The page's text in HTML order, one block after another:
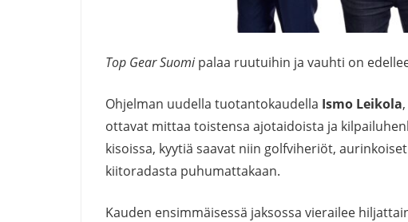
Top Gear Suomipalaa ruutuihin ja vauhti on
Ohjelman uudella tuotantokaudella Ismo Leikola,
ottavat mittaa toistensa ajotaidoista ja
kisoissa, kyytiä saavat niin golfviheriöt,
kiitoradasta puhumattakaan.
Kauden ensimmäisessä jaksossa vierailee